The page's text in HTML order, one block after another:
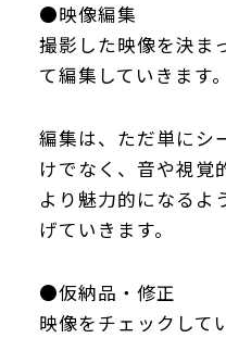
●映像編集
撮影した映像を決ま
て編集していきます。
編集は、ただ単にシ
けでなく、音や視覚
より魅力的になるよ
げていきます。
●仮納品・修正
映像をチェックして